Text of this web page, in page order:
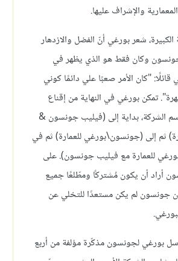
والإشراف عليها.
شعر بورغي أنّ الفضل والازدهار
وكان فقط هو الذي يظهر في
قائلًا: "كان الأمر صعبًا علي دائمًا كوني
تمكن بورغي في النهاية من إقناع
الشركة، بداية إلى (فيليب جونسون &
ثم إلى (جونسون\بورغي للعمارة) ثم في
للعمارة مع فيليب جونسون). على
أراد أن يكون مُشتركًا ومطّلعًا جميع
جونسون لم يكن مستعدًا للتخلي عن
1988، أرسل بورغي لجونسون مذكّرة مؤلفة من أربع